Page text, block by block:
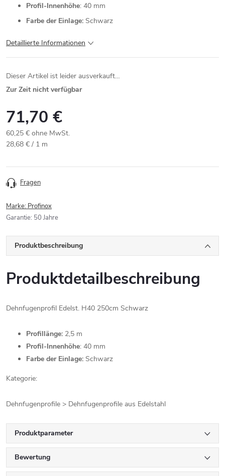
Profil-Innenhöhe: 40 mm
Farbe der Einlage: Schwarz
Detaillierte Informationen
Dieser Artikel ist leider ausverkauft…
Zur Zeit nicht verfügbar
71,70 €
60,25 € ohne MwSt.
Verkaufspreis:
28,68 € / 1 m
Fragen
Marke: Profinox
Garantie: 50 Jahre
Produktbeschreibung
Produktdetailbeschreibung
Dehnfugenprofil Edelst. H40 250cm Schwarz
Profillänge: 2,5 m
Profil-Innenhöhe: 40 mm
Farbe der Einlage: Schwarz
Kategorie:
Dehnfugenprofile > Dehnfugenprofile aus Edelstahl
Produktparameter
Bewertung